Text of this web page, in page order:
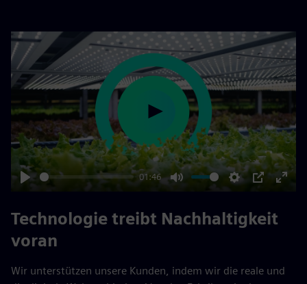
01:46
Technologie treibt Nachhaltigkeit
voran
Wir unterstützen unsere Kunden, indem wir die reale und